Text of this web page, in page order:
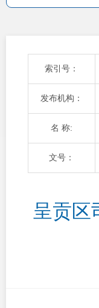
索引号：
发布机构：
名 称:
文号：
呈贡区